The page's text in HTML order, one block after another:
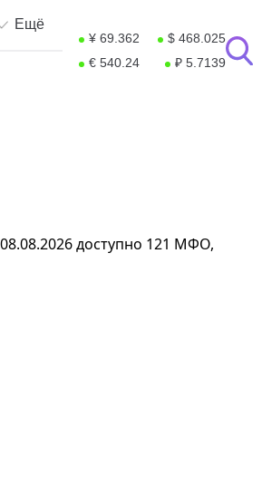
Ещё
¥ 69.362
$ 468.025
€ 540.24
₽ 5.7139
доступно 121 МФО,